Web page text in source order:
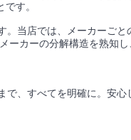
す。
。当店では、メーカーごと
ーカーの分解構造を熟知
で、すべてを明確に。安心